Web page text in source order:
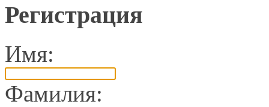
Регистрация
Имя:
Фамилия: